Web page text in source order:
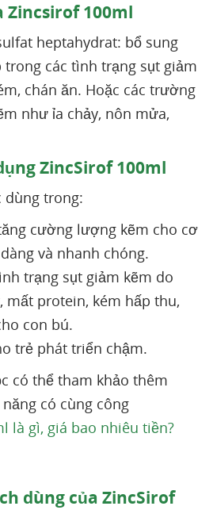
Zincsirof 100ml
heptahydrat: bổ sung
trong các tình trạng sụt giảm
chán ăn. Hoặc các trường
như ỉa chảy, nôn mửa,
ZincSirof 100ml
dùng trong:
cường lượng kẽm cho cơ
và nhanh chóng.
trạng sụt giảm kẽm do
mất protein, kém hấp thu,
con bú.
trẻ phát triển chậm.
có thể tham khảo thêm
có cùng công
là gì, giá bao nhiêu tiền?
dùng của ZincSirof